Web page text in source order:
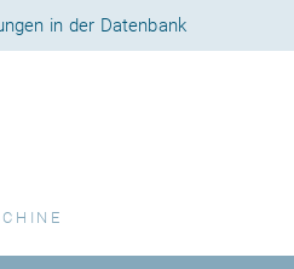
in der Datenbank